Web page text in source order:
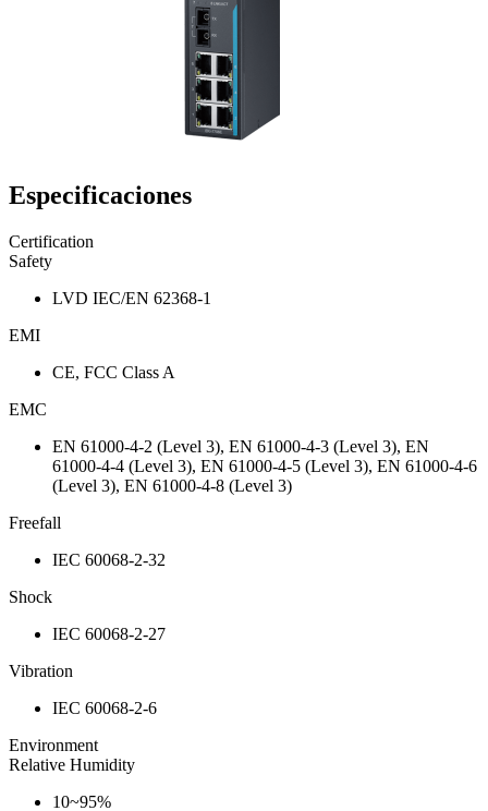
Especificaciones
Certification
Safety
LVD IEC/EN 62368-1
EMI
CE, FCC Class A
EMC
EN 61000-4-2 (Level 3), EN 61000-4-3 (Level 3), EN
61000-4-4 (Level 3), EN 61000-4-5 (Level 3), EN 61000-4-6
(Level 3), EN 61000-4-8 (Level 3)
Freefall
IEC 60068-2-32
Shock
IEC 60068-2-27
Vibration
IEC 60068-2-6
Environment
Relative Humidity
10~95%